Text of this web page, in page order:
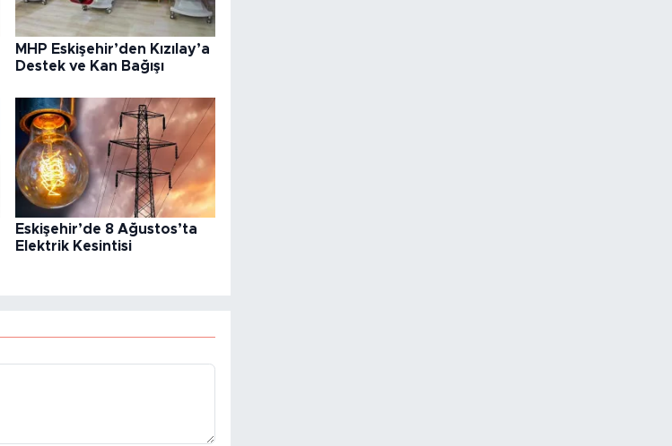
MHP Eskişehir’den Kızılay’a
Destek ve Kan Bağışı
Eskişehir’de 8 Ağustos’ta
Elektrik Kesintisi